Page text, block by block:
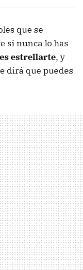
que se
si nunca lo has
estrellarte, y
dirá que puedes